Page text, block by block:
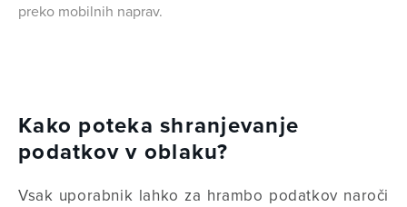
preko mobilnih naprav.
Kako poteka shranjevanje
podatkov v oblaku?
Vsak uporabnik lahko za hrambo podatkov naroči